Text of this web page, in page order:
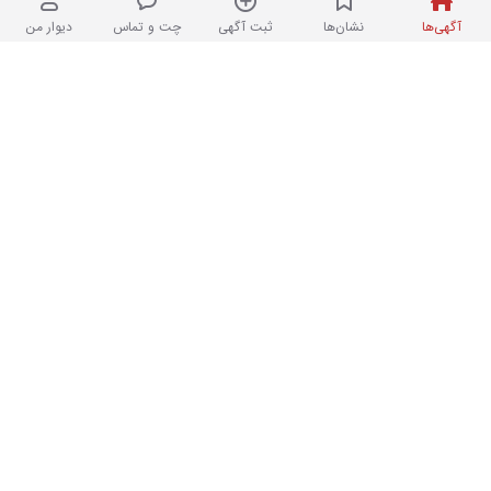
آگهی‌ها نشان‌ها ثبت آگهی چت و تماس دیوار من
پریروز در امیرآباد